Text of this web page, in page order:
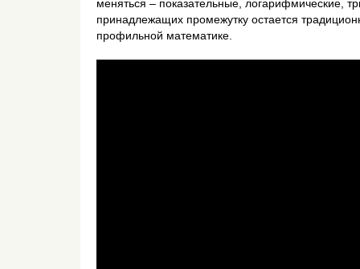
меняться – показательные, логарифмические,
принадлежащих промежутку остается
профильной математике.